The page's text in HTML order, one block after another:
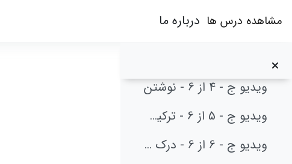
مشاهده درس ها درباره ما
ویدیو ج - 2 از 6 - بازی
ویدیو ج - 4 از 6 - نوشتن
ویدیو ج - 5 از 6 - ترکیب کلمات
ویدیو ج - 6 از 6 - درک مطلب